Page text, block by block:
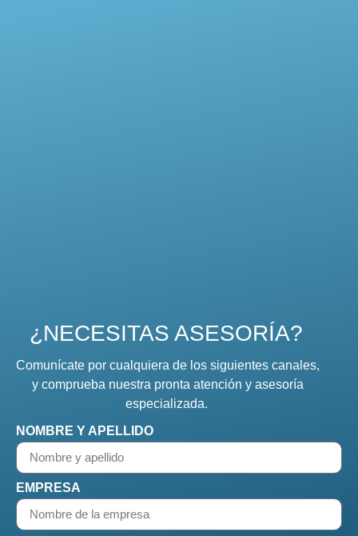
¿NECESITAS ASESORÍA?
Comunícate por cualquiera de los siguientes canales,
y comprueba nuestra pronta atención y asesoría
especializada.
NOMBRE Y APELLIDO
EMPRESA